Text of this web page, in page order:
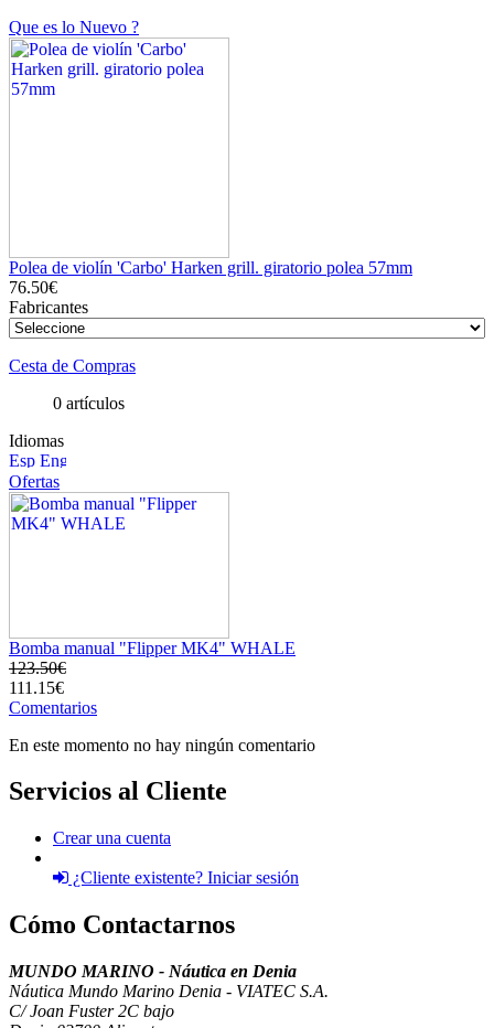
Que es lo Nuevo ?
Polea de violín 'Carbo' Harken grill. giratorio polea 57mm
76.50€
Fabricantes
Cesta de Compras
0 artículos
Idiomas
Ofertas
Bomba manual "Flipper MK4" WHALE
123.50€
111.15€
Comentarios
En este momento no hay ningún comentario
Servicios al Cliente
Crear una cuenta
¿Cliente existente? Iniciar sesión
Cómo Contactarnos
MUNDO MARINO - Náutica en Denia
Náutica Mundo Marino Denia - VIATEC S.A.
C/ Joan Fuster 2C bajo